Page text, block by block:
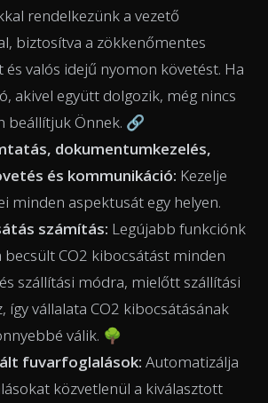
rendelkezünk a vezető
biztosítva a zökkenőmentes
és valós idejű nyomon követést. Ha
akivel együtt dolgozik, még nincs
beállítjuk Önnek. 🔗
dokumentumkezelés,
és kommunikáció: Kezelje
minden aspektusát egy helyen.
számítás: Legújabb funkciónk
becsült CO2 kibocsátást minden
szállítási módra, mielőtt szállítási
így vállalata CO2 kibocsátásának
válik. 🌳
fuvarfoglalások: Automatizálja
közvetlenül a kiválasztott